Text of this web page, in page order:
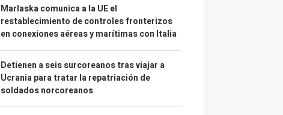
Marlaska comunica a la UE el
restablecimiento de controles fronterizos
en conexiones aéreas y marítimas con Italia
Detienen a seis surcoreanos tras viajar a
Ucrania para tratar la repatriación de
soldados norcoreanos